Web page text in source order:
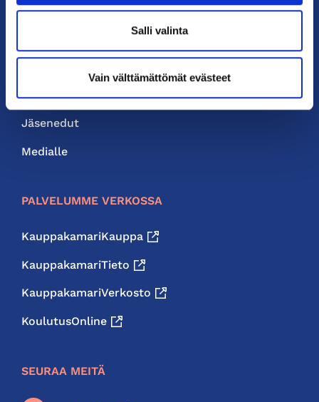
Salli valinta
Vain välttämättömät evästeet
Neuvonta ja palvelut
Jäsenedut
Medialle
PALVELUMME VERKOSSA
KauppakamariKauppa
KauppakamariTieto
KauppakamariVerkosto
KoulutusOnline
SEURAA MEITÄ